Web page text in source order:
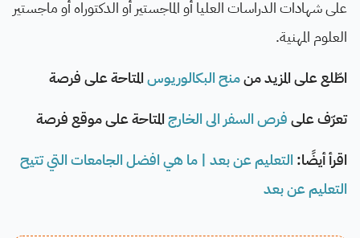
على شهادات الدراسات العليا أو الماجستير أو الدكتوراه أو ماجستير
العلوم المهنية.
اطّلع على المزيد منمنح البكالوريوسالمتاحة على فرصة
تعرّف علىفرص السفر الى الخارجالمتاحة على موقع فرصة
اقرأ أيضًا: التعليم عن بعد | ما هي افضل الجامعات التي تتيح
التعليم عن بعد